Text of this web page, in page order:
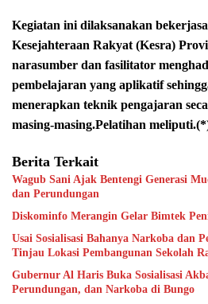
Kegiatan ini dilaksanakan
Kesejahteraan Rakyat (Kesra)
narasumber dan fasilitator
pembelajaran yang aplikatif
menerapkan teknik pengajaran
masing-masing.Pelatihan
Berita Terkait
Wagub Sani Ajak Bentengi Generasi
dan Perundungan
Diskominfo Merangin Gelar Bimtek
Usai Sosialisasi Bahanya Narkoba dan
Tinjau Lokasi Pembangunan Sekolah
Gubernur Al Haris Buka Sosialisasi
Perundungan, dan Narkoba di Bungo